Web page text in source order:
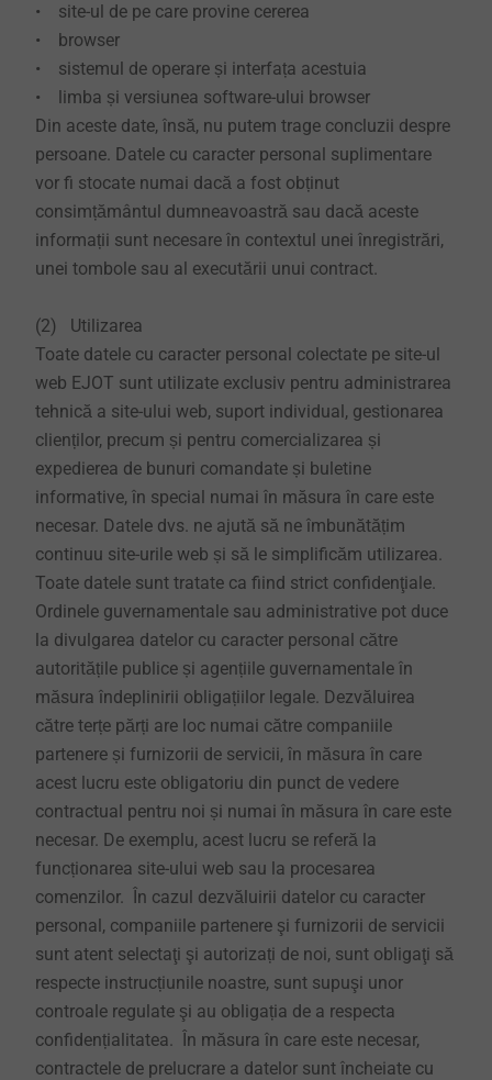
• site-ul de pe care provine cererea
• browser
• sistemul de operare și interfața acestuia
• limba și versiunea software-ului browser
Din aceste date, însă, nu putem trage concluzii despre
persoane. Datele cu caracter personal suplimentare
vor fi stocate numai dacă a fost obținut
consimțământul dumneavoastră sau dacă aceste
informații sunt necesare în contextul unei înregistrări,
unei tombole sau al executării unui contract.
(2) Utilizarea
Toate datele cu caracter personal colectate pe site-ul
web EJOT sunt utilizate exclusiv pentru administrarea
tehnică a site-ului web, suport individual, gestionarea
clienților, precum și pentru comercializarea și
expedierea de bunuri comandate și buletine
informative, în special numai în măsura în care este
necesar. Datele dvs. ne ajută să ne îmbunătățim
continuu site-urile web și să le simplificăm utilizarea.
Toate datele sunt tratate ca fiind strict confidenţiale.
Ordinele guvernamentale sau administrative pot duce
la divulgarea datelor cu caracter personal către
autoritățile publice și agențiile guvernamentale în
măsura îndeplinirii obligațiilor legale. Dezvăluirea
către terțe părți are loc numai către companiile
partenere și furnizorii de servicii, în măsura în care
acest lucru este obligatoriu din punct de vedere
contractual pentru noi și numai în măsura în care este
necesar. De exemplu, acest lucru se referă la
funcționarea site-ului web sau la procesarea
comenzilor. În cazul dezvăluirii datelor cu caracter
personal, companiile partenere şi furnizorii de servicii
sunt atent selectaţi şi autorizați de noi, sunt obligaţi să
respecte instrucțiunile noastre, sunt supuşi unor
controale regulate şi au obligația de a respecta
confidențialitatea. În măsura în care este necesar,
contractele de prelucrare a datelor sunt încheiate cu